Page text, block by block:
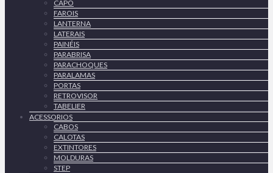
CAPO
FAROIS
LANTERNA
LATERAIS
PAINÉIS
PARABRISA
PARACHOQUES
PARALAMAS
PORTAS
RETROVISOR
TABELIER
ACESSORIOS
CABOS
CALOTAS
EXTINTORES
MOLDURAS
STEP